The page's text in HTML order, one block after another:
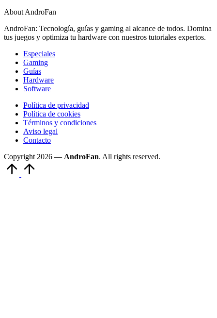
About AndroFan
AndroFan: Tecnología, guías y gaming al alcance de todos. Domina
tus juegos y optimiza tu hardware con nuestros tutoriales expertos.
Especiales
Gaming
Guías
Hardware
Software
Política de privacidad
Política de cookies
Términos y condiciones
Aviso legal
Contacto
Copyright 2026 — AndroFan. All rights reserved.